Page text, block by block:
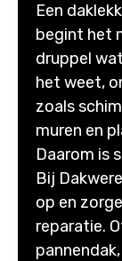
Een
begint het
druppel
het weet,
zoals
muren en
Daarom is
Bij
op en
reparatie.